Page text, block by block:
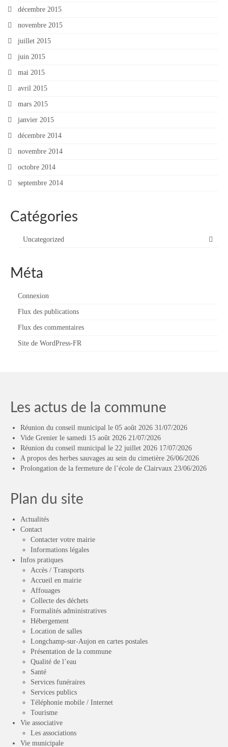
décembre 2015
novembre 2015
juillet 2015
juin 2015
mai 2015
avril 2015
mars 2015
janvier 2015
décembre 2014
novembre 2014
octobre 2014
septembre 2014
Catégories
Uncategorized
Méta
Connexion
Flux des publications
Flux des commentaires
Site de WordPress-FR
Les actus de la commune
Réunion du conseil municipal le 05 août 2026 31/07/2026
Vide Grenier le samedi 15 août 2026 21/07/2026
Réunion du conseil municipal le 22 juillet 2026 17/07/2026
A propos des herbes sauvages au sein du cimetière 26/06/2026
Prolongation de la fermeture de l’école de Clairvaux 23/06/2026
Plan du site
Actualités
Contact
Contacter votre mairie
Informations légales
Infos pratiques
Accès / Transports
Accueil en mairie
Affouages
Collecte des déchets
Formalités administratives
Hébergement
Location de salles
Longchamp-sur-Aujon en cartes postales
Présentation de la commune
Qualité de l’eau
Santé
Services funéraires
Services publics
Téléphonie mobile / Internet
Tourisme
Vie associative
Les associations
Vie municipale